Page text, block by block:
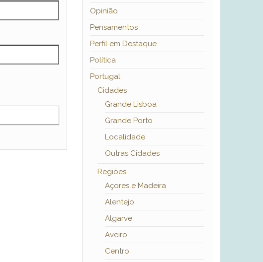
Opinião
Pensamentos
Perfil em Destaque
Política
Portugal
Cidades
Grande Lisboa
Grande Porto
Localidade
Outras Cidades
Regiões
Açores e Madeira
Alentejo
Algarve
Aveiro
Centro